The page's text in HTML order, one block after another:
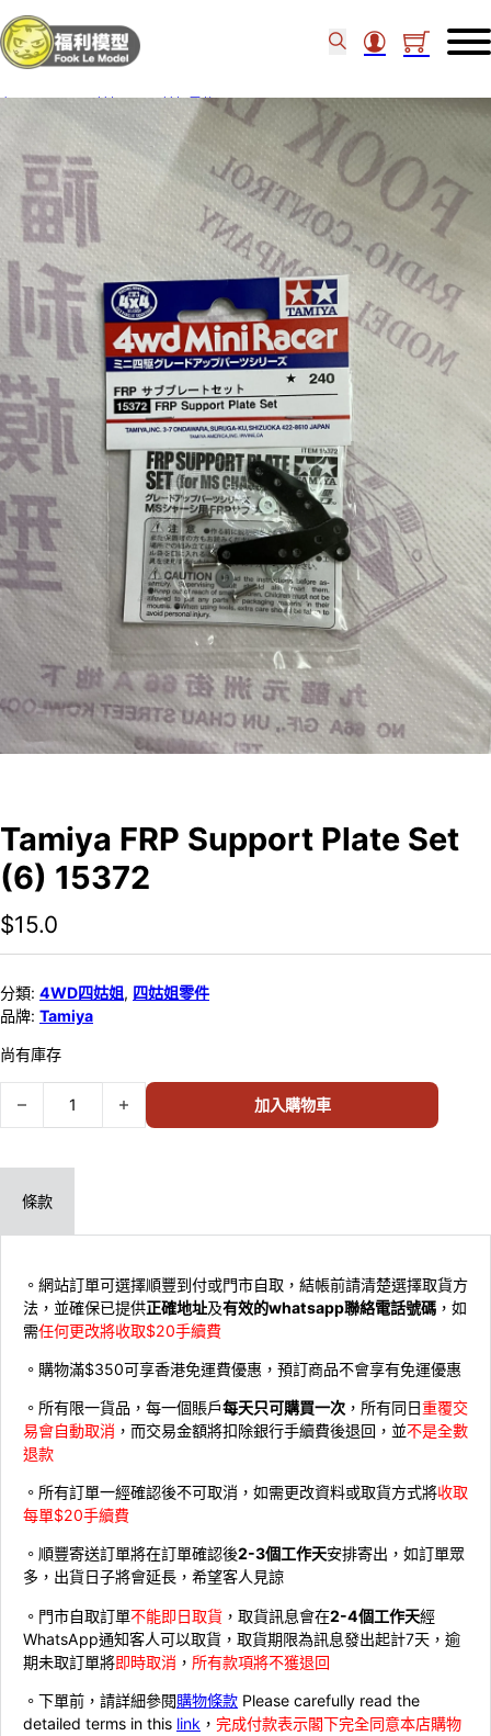
四姑姐零件 / Tamiya FRP Support Plate Set (6) 15372
Tamiya FRP Support Plate Set
(6) 15372
$15.0
分類: 4WD四姑姐, 四姑姐零件
品牌: Tamiya
尚有庫存
Tamiya FRP Support Plate Set (6) 15372 數量
加入購物車
條款
。網站訂單可選擇順豐到付或門市自取，結帳前請清楚選擇取貨方
法，並確保已提供正確地址及有效的whatsapp聯絡電話號碼 ，如
需任何更改將收取$20手續費
。購物滿$350可享香港免運費優惠，預訂商品不會享有免運優惠
。所有限一貨品，每一個賬戶每天只可購買一次 ，所有同日重覆交
易會自動取消 ，而交易金額將扣除銀行手續費後退回，並不是全數
退款
。所有訂單一經確認後不可取消，如需更改資料或取貨方式將收取
每單$20手續費
。順豐寄送訂單將在訂單確認後2-3個工作天安排寄出，如訂單眾
多，出貨日子將會延長，希望客人見諒
。門市自取訂單不能即日取貨 ，取貨訊息會在2-4個工作天經
WhatsApp通知客人可以取貨，取貨期限為訊息發出起計7天，逾
期未取訂單將即時取消 ， 所有款項將不獲退回
。下單前，請詳細參閱購物條款 Please carefully read the
detailed terms in this link ， 完成付款表示閣下完全同意本店購物